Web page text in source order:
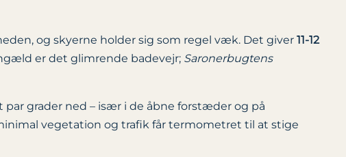
og skyerne holder sig som regel væk. Det giver 11-12
er det glimrende badevejr; Saronerbugtens
grader ned – især i de åbne forstæder og på
vegetation og trafik får termometret til at stige